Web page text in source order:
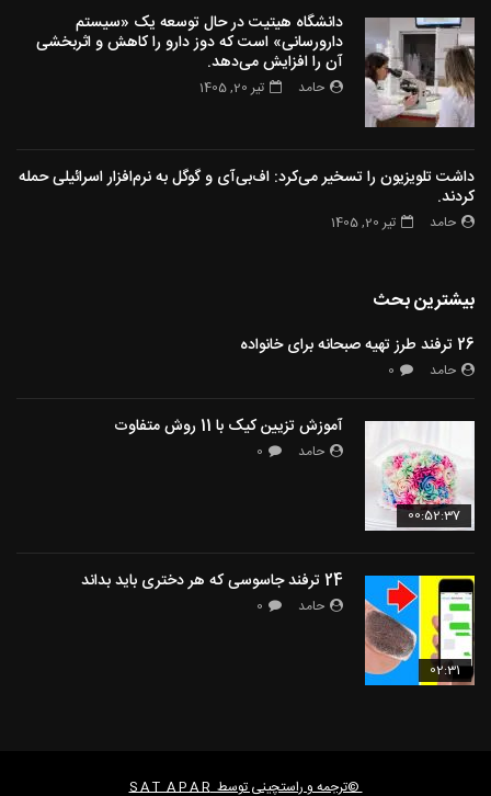
دانشگاه هیتیت در حال توسعه یک «سیستم
دارورسانی» است که دوز دارو را کاهش و اثربخشی
آن را افزایش می‌دهد.
حامد تیر 20, 1405
داشت تلویزیون را تسخیر می‌کرد: اف‌بی‌آی و گوگل به نرم‌افزار اسرائیلی حمله
کردند.
حامد تیر 20, 1405
بیشترین بحث
26 ترفند طرز تهیه صبحانه برای خانواده
حامد 0
00:52:37
آموزش تزیین کیک با 11 روش متفاوت
حامد 0
02:31
24 ترفند جاسوسی که هر دختری باید بداند
حامد 0
©ترجمه و راستچینی توسطS A T A P A R